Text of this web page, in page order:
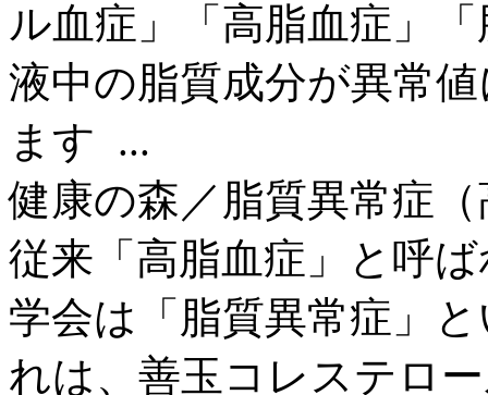
ル血症」「高脂血症」
液中の脂質成分が異常
ます ...
健康の森／脂質異常症
従来「高脂血症」と呼
学会は「脂質異常症」
れは、善玉コレステロ